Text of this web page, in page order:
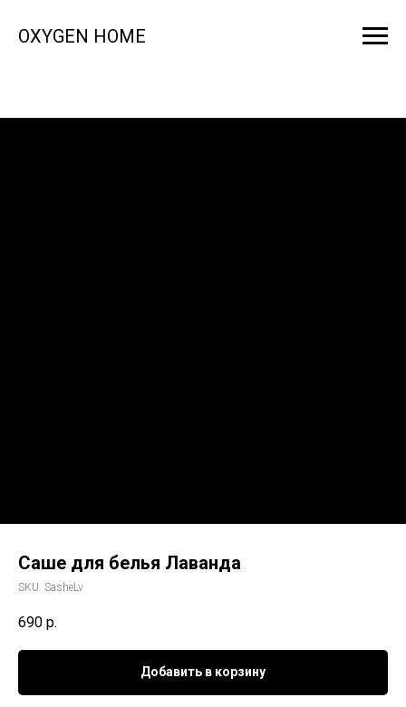
OXYGEN HOME
Саше для белья Лаванда
SKU: SasheLv
690 р.
Добавить в корзину